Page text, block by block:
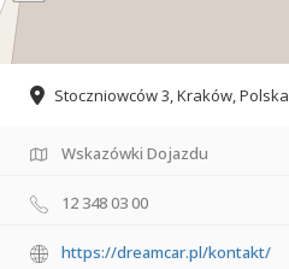
Stoczniowców 3, Kraków, Polska
Wskazówki Dojazdu
12 348 03 00
https://dreamcar.pl/kontakt/